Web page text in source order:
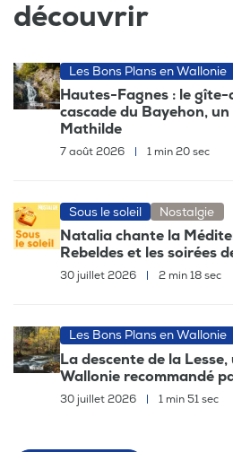
découvrir
Les Bons Plans en Wallonie
Hautes-Fagnes : le
cascade du Bayehon,
Mathilde
7 août 2026 1 min 20 sec
Sous le soleil Nostalgie
Natalia chante la
Rebeldes et les soirées
30 juillet 2026 2 min 18 sec
Les Bons Plans en Wallonie
La descente de la
Wallonie recommandé
30 juillet 2026 1 min 51 sec